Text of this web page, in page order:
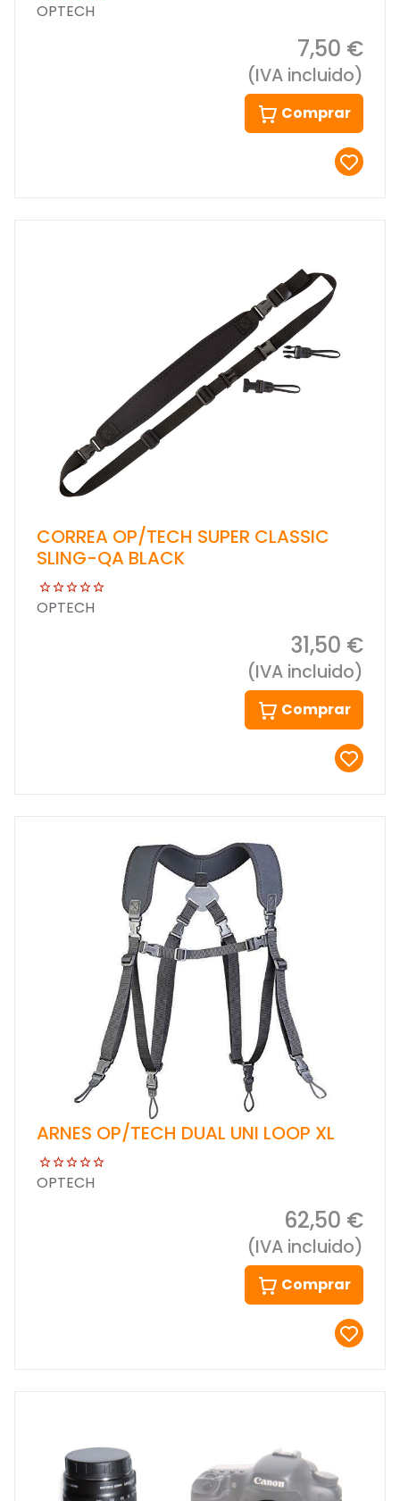
OPTECH
7,50 €
(IVA incluido)
Comprar
CORREA OP/TECH SUPER CLASSIC
SLING-QA BLACK
OPTECH
31,50 €
(IVA incluido)
Comprar
ARNES OP/TECH DUAL UNI LOOP XL
OPTECH
62,50 €
(IVA incluido)
Comprar